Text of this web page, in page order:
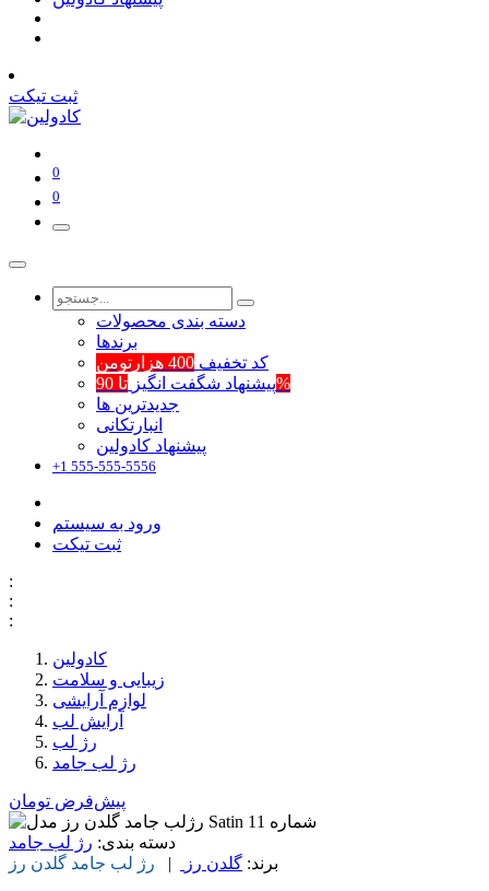
ثبت تیکت
0
0
دسته بندی محصولات
برند‌ها
کد تخفیف 400 هزارتومن
پیشنهاد شگفت انگیزتا 90%
جدیدترین ها
انبارتکانی
پیشنهاد کادولین
+1 555-555-5556
ورود به سیستم
ثبت تیکت
:
:
:
کادولین
زیبایی و سلامت
لوازم آرایشی
آرایش لب
رژ لب
رژ لب جامد
پیش‌فرض تومان
دسته بندی: رژ لب جامد
برند: گلدن رز | رژ لب جامد گلدن رز